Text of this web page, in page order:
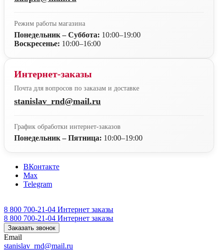
Режим работы магазина
Понедельник – Суббота: 10:00–19:00
Воскресенье: 10:00–16:00
Интернет-заказы
Почта для вопросов по заказам и доставке
stanislav_rnd@mail.ru
График обработки интернет-заказов
Понедельник – Пятница: 10:00–19:00
ВКонтакте
Max
Telegram
8 800 700-21-04 Интернет заказы
8 800 700-21-04 Интернет заказы
Заказать звонок
Email
stanislav_rnd@mail.ru